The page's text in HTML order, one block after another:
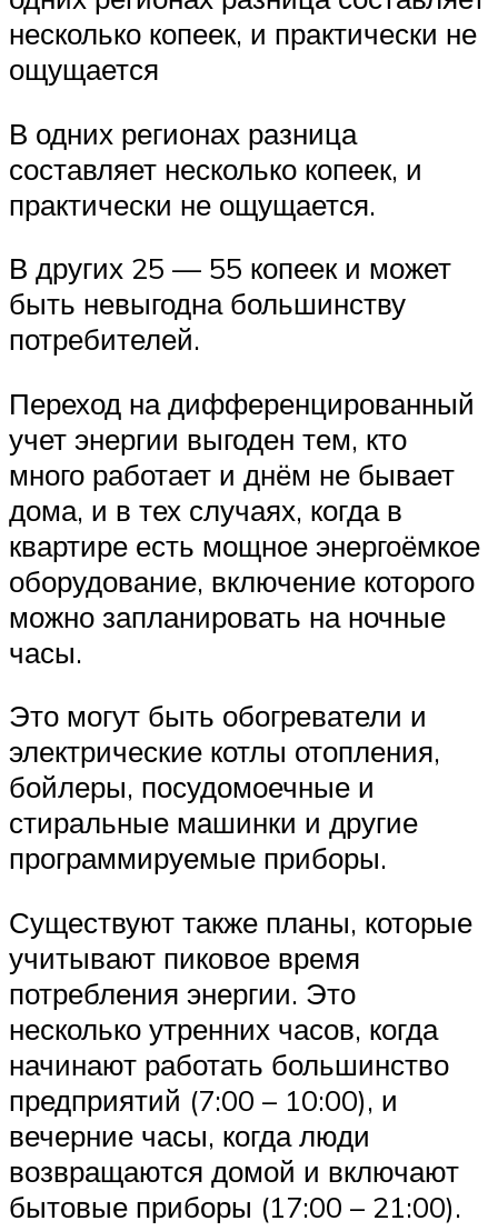
несколько копеек, и практически не
ощущается
В одних регионах разница
составляет несколько копеек, и
практически не ощущается.
В других 25 — 55 копеек и может
быть невыгодна большинству
потребителей.
Переход на дифференцированный
учет энергии выгоден тем, кто
много работает и днём не бывает
дома, и в тех случаях, когда в
квартире есть мощное энергоёмкое
оборудование, включение которого
можно запланировать на ночные
часы.
Это могут быть обогреватели и
электрические котлы отопления,
бойлеры, посудомоечные и
стиральные машинки и другие
программируемые приборы.
Существуют также планы, которые
учитывают пиковое время
потребления энергии. Это
несколько утренних часов, когда
начинают работать большинство
предприятий (7:00 – 10:00), и
вечерние часы, когда люди
возвращаются домой и включают
бытовые приборы (17:00 – 21:00).